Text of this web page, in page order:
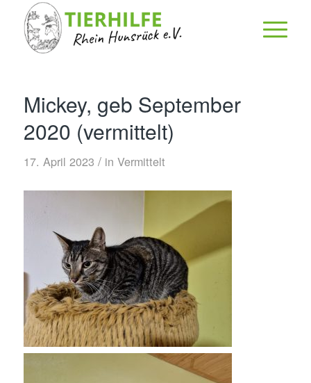
Mickey, geb September
2020 (vermittelt)
17. April 2023 / in Vermittelt